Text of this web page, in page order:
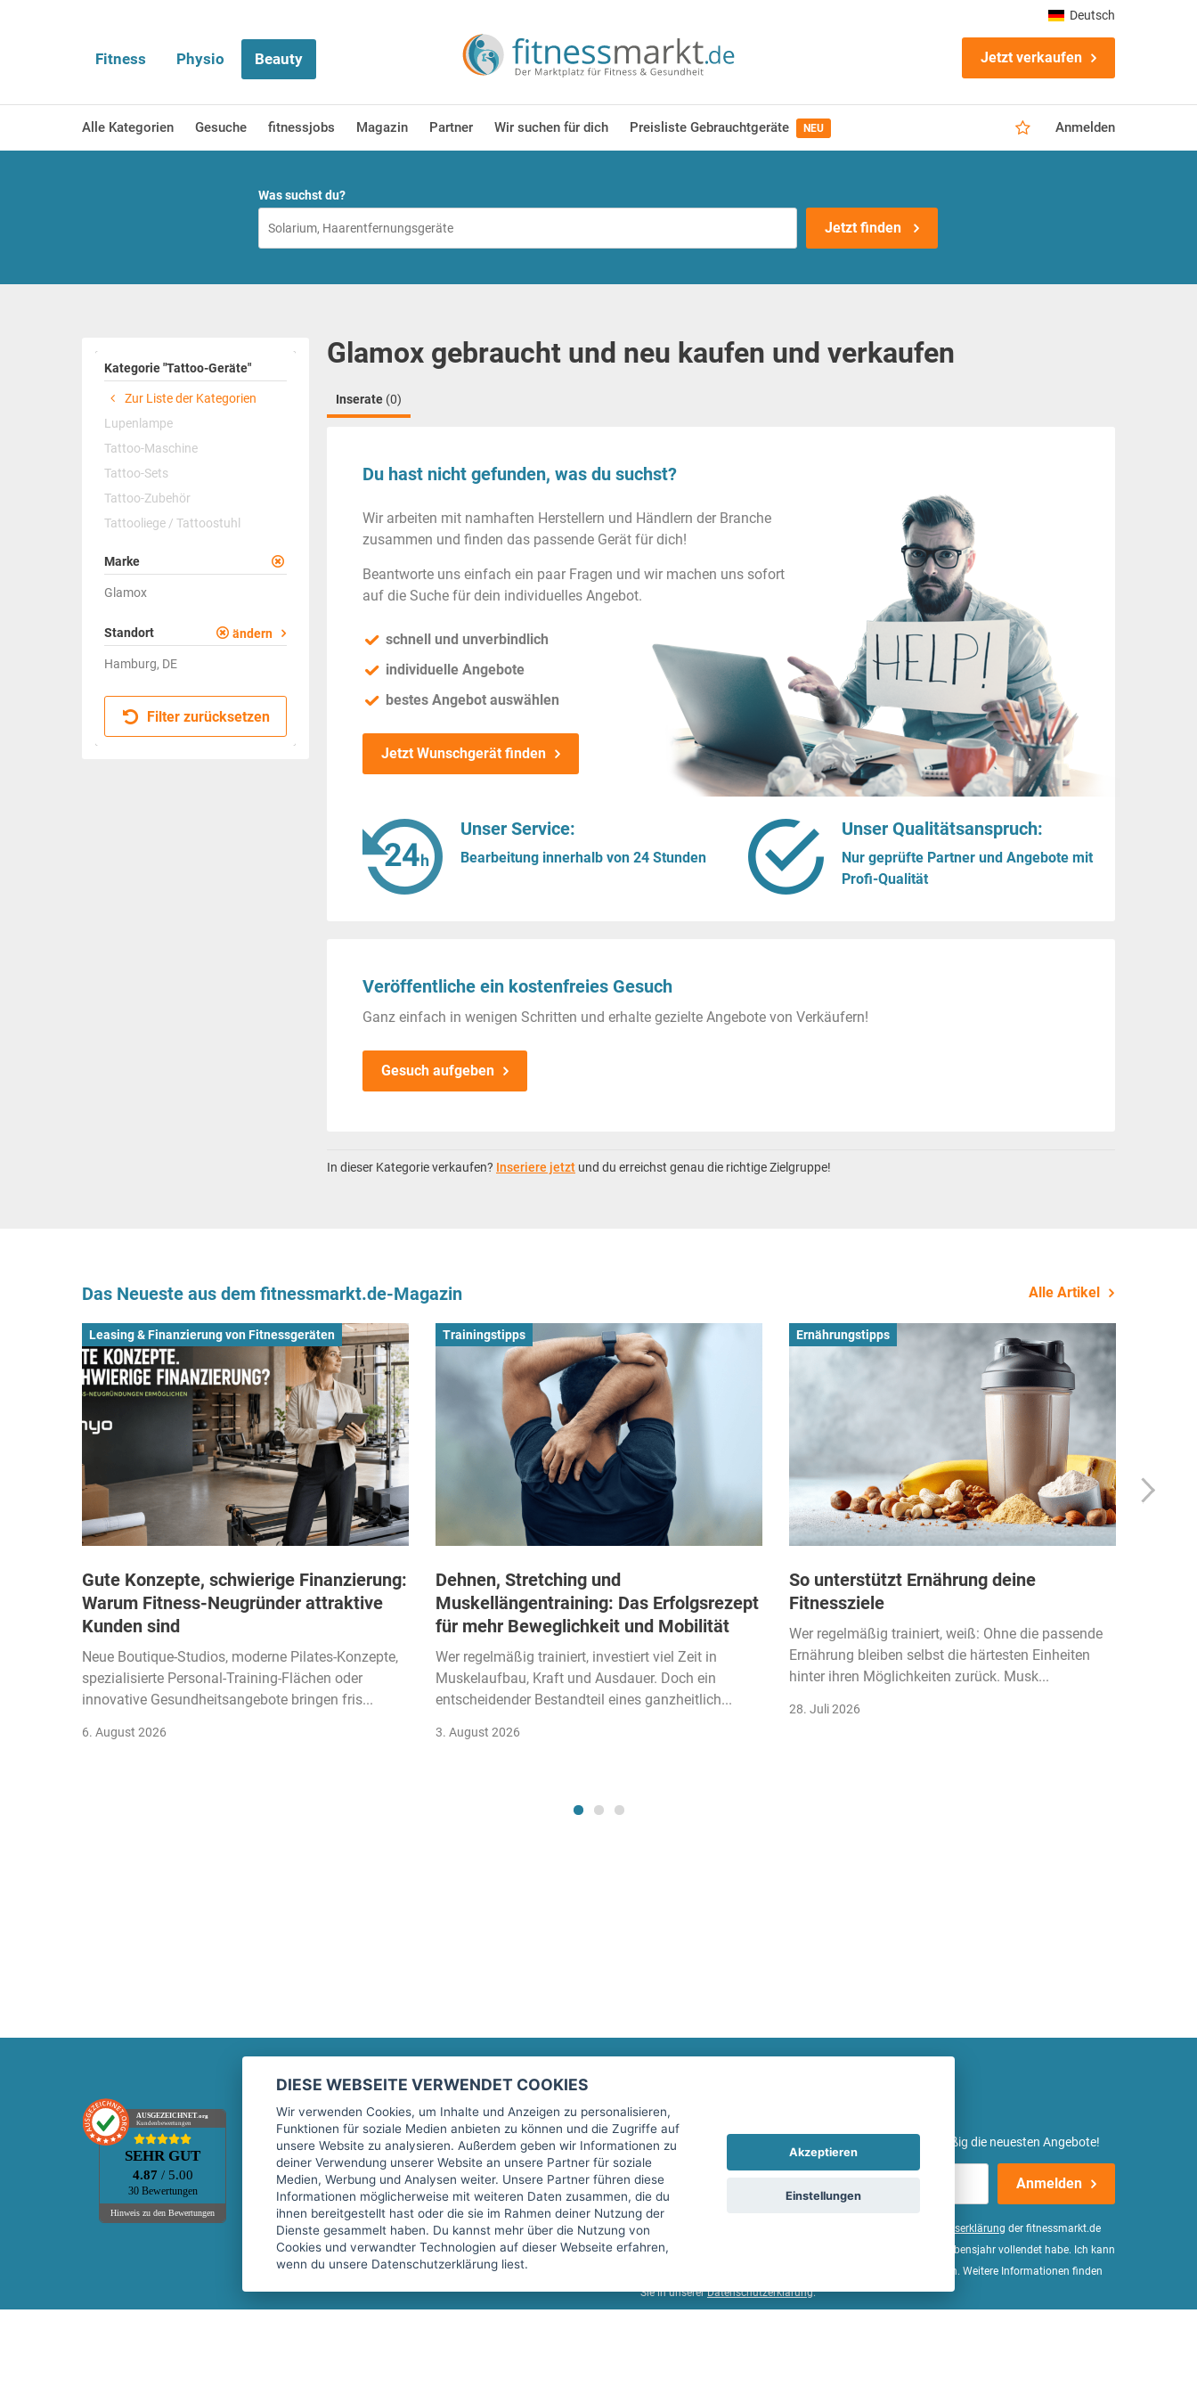
Fitness Physio Beauty Jetzt verkaufen
Alle Kategorien Gesuche fitnessjobs Magazin Partner Wir suchen für dich Preisliste Gebrauchtgeräte NEU Anmelden
Deutsch
Was suchst du?
Jetzt finden
Kategorie "Tattoo-Geräte"
Zur Liste der Kategorien
Lupenlampe
Tattoo-Maschine
Tattoo-Sets
Tattoo-Zubehör
Tattooliege / Tattoostuhl
Marke
Glamox
Standort ändern
Hamburg, DE
Filter zurücksetzen
Glamox gebraucht und neu kaufen und verkaufen
Inserate (0)
Du hast nicht gefunden, was du suchst?
Wir arbeiten mit namhaften Herstellern und Händlern der Branche
zusammen und finden das passende Gerät für dich!
Beantworte uns einfach ein paar Fragen und wir machen uns sofort
auf die Suche für dein individuelles Angebot.
schnell und unverbindlich
individuelle Angebote
bestes Angebot auswählen
Jetzt Wunschgerät finden
Unser Service:
Bearbeitung innerhalb von 24 Stunden
Unser Qualitätsanspruch:
Nur geprüfte Partner und Angebote mit
Profi-Qualität
Veröffentliche ein kostenfreies Gesuch
Ganz einfach in wenigen Schritten und erhalte gezielte Angebote von Verkäufern!
Gesuch aufgeben
In dieser Kategorie verkaufen? Inseriere jetzt und du erreichst genau die richtige Zielgruppe!
Das Neueste aus dem fitnessmarkt.de-Magazin Alle Artikel
Leasing & Finanzierung von Fitnessgeräten
Gute Konzepte, schwierige Finanzierung:
Warum Fitness-Neugründer attraktive
Kunden sind
Neue Boutique-Studios, moderne Pilates-Konzepte,
spezialisierte Personal-Training-Flächen oder
innovative Gesundheitsangebote bringen fris...
6. August 2026
Trainingstipps
Dehnen, Stretching und
Muskellängentraining: Das Erfolgsrezept
für mehr Beweglichkeit und Mobilität
Wer regelmäßig trainiert, investiert viel Zeit in
Muskelaufbau, Kraft und Ausdauer. Doch ein
entscheidender Bestandteil eines ganzheitlich...
3. August 2026
Ernährungstipps
So unterstützt Ernährung deine
Fitnessziele
Wer regelmäßig trainiert, weiß: Ohne die passende
Ernährung bleiben selbst die härtesten Einheiten
hinter ihren Möglichkeiten zurück. Musk...
28. Juli 2026
AUSGEZEICHNET.org
Kundenbewertungen
SEHR GUT
4.87 / 5.00
30 Bewertungen
Hinweis zu den Bewertungen
Marktplatz
Kontakt
Preise Marktplatz
FAQ Marktplatz
Über uns
Werbebuchungen
Rechtliches
Impressum
AGB
Datenschutz
Sicherheit
Top-Inserat kündigen
fitnessmarkt.de Newsletter
Trage dich hier für unseren Newsletter ein und erhalte regelmäßig die neuesten Angebote!
Anmelden
Ich stimme der Verarbeitung meiner Daten, wie in der Einwilligungserklärung der fitnessmarkt.de
services GmbH beschrieben, zu und bestätige, dass ich das 16. Lebensjahr vollendet habe. Ich kann
diese Einwilligung jederzeit mit Wirkung für die Zukunft widerrufen. Weitere Informationen finden
Sie in unsererDatenschutzerklärung.
DIESE WEBSEITE VERWENDET COOKIES
Wir verwenden Cookies, um Inhalte und Anzeigen zu personalisieren,
Funktionen für soziale Medien anbieten zu können und die Zugriffe auf
unsere Website zu analysieren. Außerdem geben wir Informationen zu
deiner Verwendung unserer Website an unsere Partner für soziale
Medien, Werbung und Analysen weiter. Unsere Partner führen diese
Informationen möglicherweise mit weiteren Daten zusammen, die du
ihnen bereitgestellt hast oder die sie im Rahmen deiner Nutzung der
Dienste gesammelt haben. Du kannst mehr über die Nutzung von
Cookies und verwandter Technologien auf dieser Webseite erfahren,
wenn du unsere Datenschutzerklärung liest.
Akzeptieren
Einstellungen